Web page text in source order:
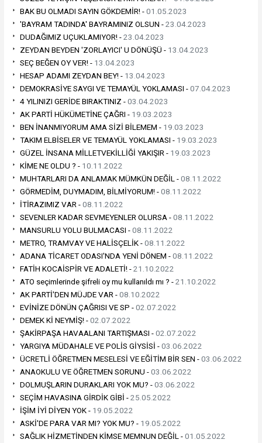
BAK BU OLMADI SAYIN GÖKDEMİR! -01.05.2023
'BAYRAM TADINDA' BAYRAMINIZ OLSUN -23.04.2023
DUDAĞIMIZ UÇUKLAMIYOR! -23.04.2023
ZEYDAN BEYDEN 'ZORLAYICI' U DÖNÜŞÜ - 13.04.2023
SEÇ BEĞEN OY VER! - 13.04.2023
HESAP ADAMI ZEYDAN BEY! - 13.04.2023
DEMOKRASİYE SAYGI VE TEMAYÜL YOKLAMASI -07.04.2023
4 YILINIZI GERİDE BIRAKTINIZ -03.04.2023
AK PARTİ HÜKÜMETİNE ÇAĞRI - 19.03.2023
BEN İNANMIYORUM AMA SİZİ BİLEMEM - 19.03.2023
TAKIM ELBİSELER VE TEMAYÜL YOKLAMASI - 19.03.2023
GÜZEL İNSANA MİLLETVEKİLLİĞİ YAKIŞIR - 19.03.2023
KİME NE OLDU ? - 10.11.2022
MUHTARLARI DA ANLAMAK MÜMKÜN DEĞİL -08.11.2022
GÖRMEDİM, DUYMADIM, BİLMİYORUM! -08.11.2022
İTİRAZIMIZ VAR -08.11.2022
SEVENLER KADAR SEVMEYENLER OLURSA -08.11.2022
MANSURLU YOLU BULMACASI -08.11.2022
METRO, TRAMVAY VE HALİSÇELİK -08.11.2022
ADANA TİCARET ODASI'NDA YENİ DÖNEM -08.11.2022
FATİH KOCAİSPİR VE ADALETİ! -21.10.2022
ATO seçimlerinde şifreli oy mu kullanıldı mı ? -21.10.2022
AK PARTİ'DEN MÜJDE VAR -08.10.2022
EVİNİZE DÖNÜN ÇAĞRISI VE SP -02.07.2022
DEMEK Kİ NEYMİŞ! -02.07.2022
ŞAKİRPAŞA HAVAALANI TARTIŞMASI -02.07.2022
YARGIYA MÜDAHALE VE POLİS GİYSİSİ -03.06.2022
ÜCRETLİ ÖĞRETMEN MESELESİ VE EĞİTİM BİR SEN -03.06.2022
ANAOKULU VE ÖĞRETMEN SORUNU -03.06.2022
DOLMUŞLARIN DURAKLARI YOK MU? -03.06.2022
SEÇİM HAVASINA GİRDİK GİBİ -25.05.2022
İŞİM İYİ DİYEN YOK - 19.05.2022
ASKİ'DE PARA VAR MI? YOK MU? - 19.05.2022
SAĞLIK HİZMETİNDEN KİMSE MEMNUN DEĞİL -01.05.2022